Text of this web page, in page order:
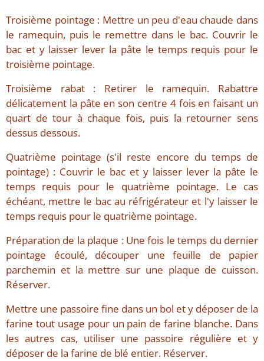
Troisième pointage : Mettre un peu d'eau chaude dans
le ramequin, puis le remettre dans le bac. Couvrir le
bac et y laisser lever la pâte le temps requis pour le
troisième pointage.
Troisième rabat : Retirer le ramequin. Rabattre
délicatement la pâte en son centre 4 fois en faisant un
quart de tour à chaque fois, puis la retourner sens
dessus dessous.
Quatrième pointage (s'il reste encore du temps de
pointage) : Couvrir le bac et y laisser lever la pâte le
temps requis pour le quatrième pointage. Le cas
échéant, mettre le bac au réfrigérateur et l'y laisser le
temps requis pour le quatrième pointage.
Préparation de la plaque : Une fois le temps du dernier
pointage écoulé, découper une feuille de papier
parchemin et la mettre sur une plaque de cuisson.
Réserver.
Mettre une passoire fine dans un bol et y déposer de la
farine tout usage pour un pain de farine blanche. Dans
les autres cas, utiliser une passoire régulière et y
déposer de la farine de blé entier. Réserver.